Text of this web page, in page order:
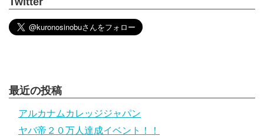
最近の投稿
アルカナムカレッジジャパン
ヤバ帝２０万人達成イベント！！